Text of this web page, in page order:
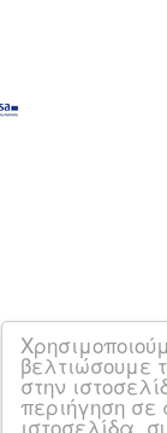
βελτιώσουμε
στην
περιήγηση σε
ιστοσελίδα,